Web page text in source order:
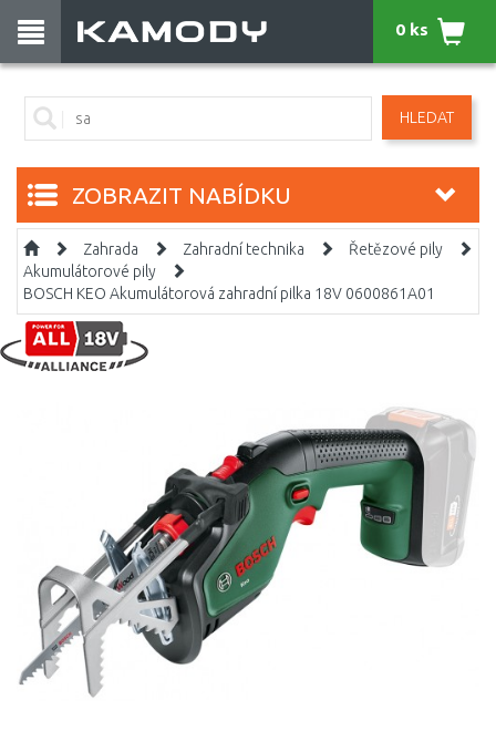
HLEDAT
0 ks
ZOBRAZIT NABÍDKU
Zahrada Zahradní technika
Řetězové pily
Akumulátorové pily
BOSCH KEO Akumulátorová zahradní pilka 18V 0600861A01